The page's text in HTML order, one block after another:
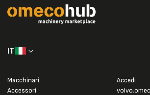
IT
Macchinari
Accessori
Accedi